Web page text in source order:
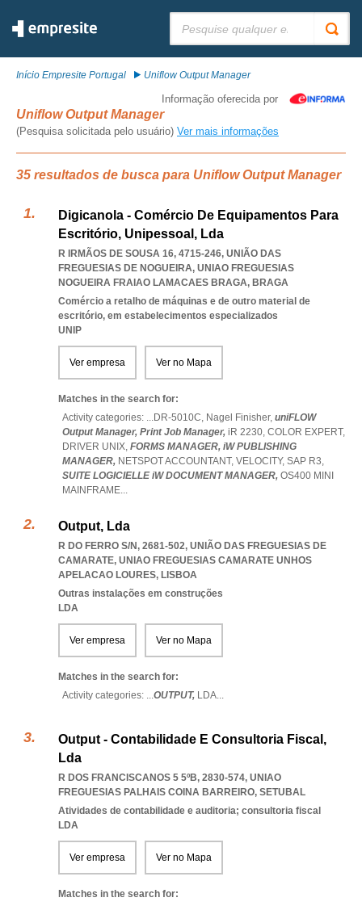
Início Empresite Portugal Uniflow Output Manager
Informação oferecida por
Uniflow Output Manager
(Pesquisa solicitada pelo usuário) Ver mais informações
35 resultados de busca para Uniflow Output Manager
Digicanola - Comércio De Equipamentos Para
Escritório, Unipessoal, Lda
R IRMÃOS DE SOUSA 16, 4715-246, UNIÃO DAS
FREGUESIAS DE NOGUEIRA, UNIAO FREGUESIAS
NOGUEIRA FRAIAO LAMACAES BRAGA, BRAGA
Comércio a retalho de máquinas e de outro material de
escritório, em estabelecimentos especializados
UNIP
Ver empresa Ver no Mapa
Matches in the search for:
Activity categories: ...DR-5010C, Nagel Finisher, uniFLOW
Output Manager, Print Job Manager, iR 2230, COLOR EXPERT,
DRIVER UNIX, FORMS MANAGER, iW PUBLISHING
MANAGER, NETSPOT ACCOUNTANT, VELOCITY, SAP R3,
SUITE LOGICIELLE iW DOCUMENT MANAGER, OS400 MINI
MAINFRAME...
Output, Lda
R DO FERRO S/N, 2681-502, UNIÃO DAS FREGUESIAS DE
CAMARATE, UNIAO FREGUESIAS CAMARATE UNHOS
APELACAO LOURES, LISBOA
Outras instalações em construções
LDA
Ver empresa Ver no Mapa
Matches in the search for:
Activity categories: ...OUTPUT, LDA...
Output - Contabilidade E Consultoria Fiscal,
Lda
R DOS FRANCISCANOS 5 5ºB, 2830-574, UNIAO
FREGUESIAS PALHAIS COINA BARREIRO, SETUBAL
Atividades de contabilidade e auditoria; consultoria fiscal
LDA
Ver empresa Ver no Mapa
Matches in the search for: